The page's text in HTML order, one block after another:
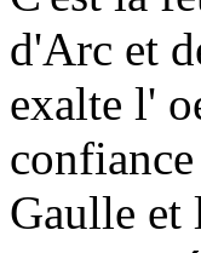
d'Arc et
exalte l'
Gaulle et